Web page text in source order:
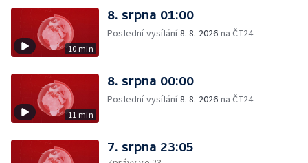
10 min
8. srpna 01:00
Poslední vysílání8. 8. 2026 na ČT24
11 min
8. srpna 00:00
Poslední vysílání8. 8. 2026 na ČT24
7. srpna 23:05